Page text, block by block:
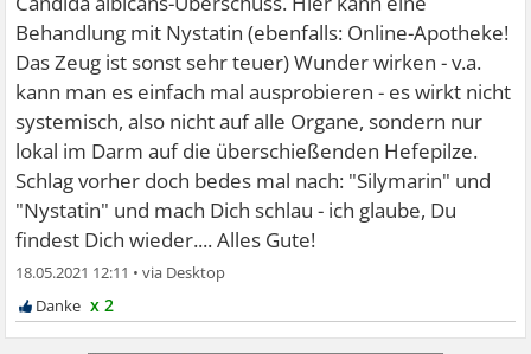
Behandlung mit Nystatin (ebenfalls: Online-Apotheke!
Das Zeug ist sonst sehr teuer) Wunder wirken - v.a.
kann man es einfach mal ausprobieren - es wirkt nicht
systemisch, also nicht auf alle Organe, sondern nur
lokal im Darm auf die überschießenden Hefepilze.
Schlag vorher doch bedes mal nach: "Silymarin" und
"Nystatin" und mach Dich schlau - ich glaube, Du
findest Dich wieder.... Alles Gute!
18.05.2021 12:11 •
x 2